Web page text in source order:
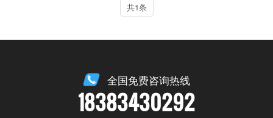
共1条
全国免费咨询热线
18383430292